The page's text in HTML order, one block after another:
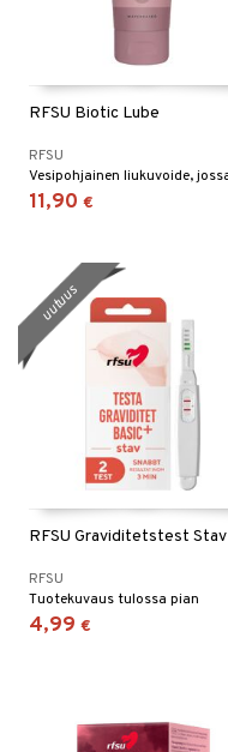
RFSU Biotic Lube
RFSU
11,90 €
RFSU Graviditetstest Stav
RFSU
Tuotekuvaus tulossa pian
4,99 €
uutuus